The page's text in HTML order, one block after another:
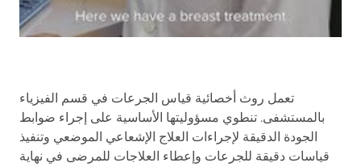
تعمل روث أخصائية قياس الجرعات في قسم الفيزياء
بالمستشفى. تنطوي مسؤوليتها الأساسية على إجراء ضوابط
الجودة الدقيقة لإجراءات العلاج الإشعاعي الموضعي وتنفيذ
قياسات دقيقة للجرعات وإعطاء العلاجات للمرضى في نهاية